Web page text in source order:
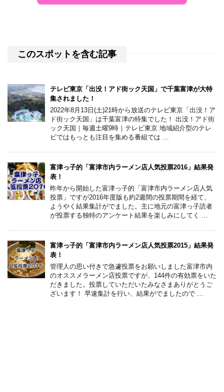
このスポットを含む記事
テレビ東京「出没！アド街ック天国」で千葉富津が大特
集されました！
2022年8月13日(土)21時から放送のテレビ東京「出没！ア
ド街ック天国」は千葉富津の特集でした！ 出没！アド街
ック天国｜毎週土曜9時｜テレビ東京 地域紹介型のテレ
ビではもっとも注目を集める番組では …
富津っ子的「富津市内ラーメン店人気投票2016」結果発
表！
昨年から開始した富津っ子的「富津市内ラーメン店人気
投票」ですが2016年度版も約2週間の投票期間を経て、
ようやく結果集計がでました。主に地元の富津っ子読者
が投票する独特のアンケート結果を楽しみにしてく …
富津っ子的「富津市内ラーメン店人気投票2015」結果発
表！
管理人の思い付きで急遽投票をお願いしました富津市内
のオススメラーメン店投票ですが、144件の有効票をいた
だきました。投票していただいたみなさまありがとうご
ざいます！ 早速集計を行い、結果がでましたので …